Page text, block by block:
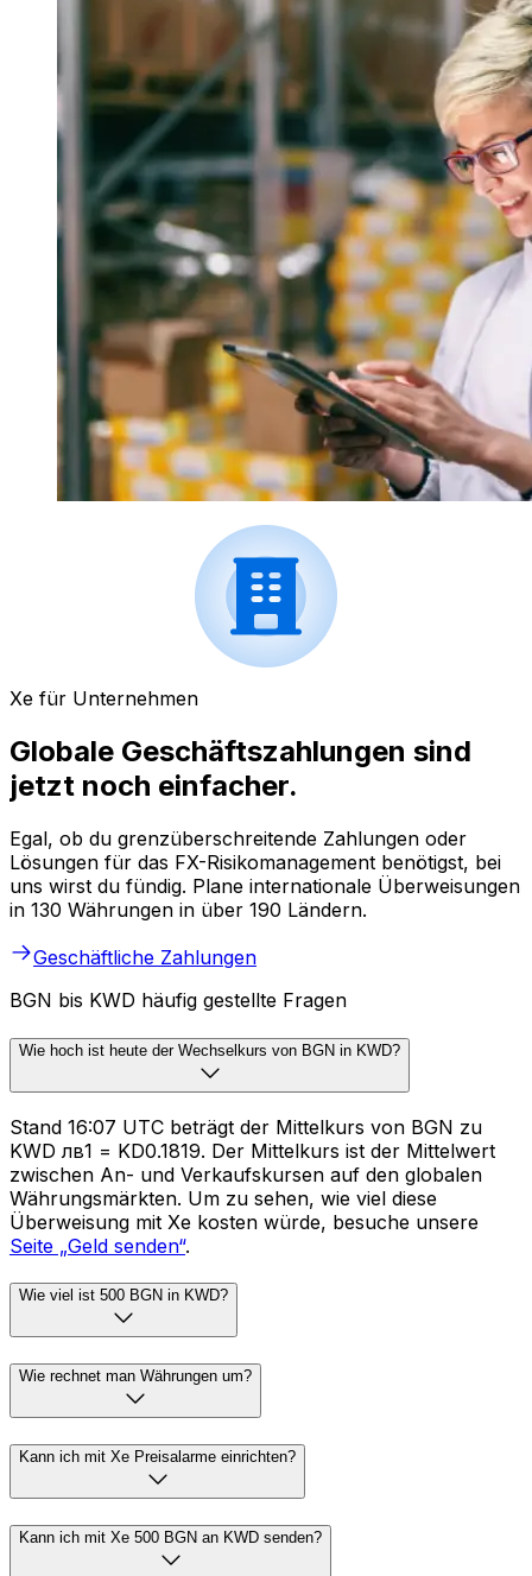
Xe für Unternehmen
Globale Geschäftszahlungen sind
jetzt noch einfacher.
Egal, ob du grenzüberschreitende Zahlungen oder
Lösungen für das FX-Risikomanagement benötigst, bei
uns wirst du fündig. Plane internationale Überweisungen
in 130 Währungen in über 190 Ländern.
Geschäftliche Zahlungen
BGN bis KWD häufig gestellte Fragen
Wie hoch ist heute der Wechselkurs von BGN in KWD?
Stand 16:07 UTC beträgt der Mittelkurs von BGN zu
KWD лв1 = KD0.1819. Der Mittelkurs ist der Mittelwert
zwischen An- und Verkaufskursen auf den globalen
Währungsmärkten. Um zu sehen, wie viel diese
Überweisung mit Xe kosten würde, besuche unsere
Seite „Geld senden“.
Wie viel ist 500 BGN in KWD?
Wie rechnet man Währungen um?
Kann ich mit Xe Preisalarme einrichten?
Kann ich mit Xe 500 BGN an KWD senden?